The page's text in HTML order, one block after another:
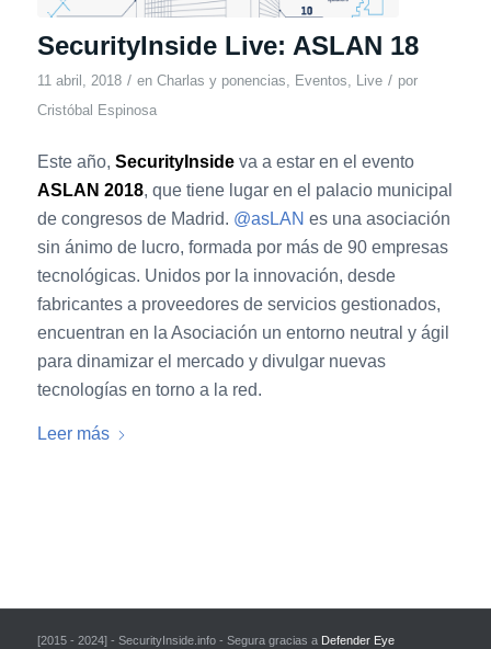
SecurityInside Live: ASLAN 18
11 abril, 2018 / en Charlas y ponencias Eventos Live / por
Cristóbal Espinosa
Este año, SecurityInside va a estar en el evento
ASLAN 2018, que tiene lugar en el palacio municipal
de congresos de Madrid. @asLAN es una asociación
sin ánimo de lucro, formada por más de 90 empresas
tecnológicas. Unidos por la innovación, desde
fabricantes a proveedores de servicios gestionados,
encuentran en la Asociación un entorno neutral y ágil
para dinamizar el mercado y divulgar nuevas
tecnologías en torno a la red.
Leer más
[2015 - 2024] - SecurityInside.info - Segura gracias a Defender Eye